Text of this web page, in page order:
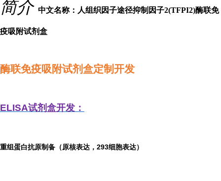
简介 中文名称：人组织因子途径抑制因子2(TFPI2)酶联免
疫吸附试剂盒
酶联免疫吸附试剂盒定制开发
ELISA试剂盒开发：
重组蛋白抗原制备（原核表达，293细胞表达）